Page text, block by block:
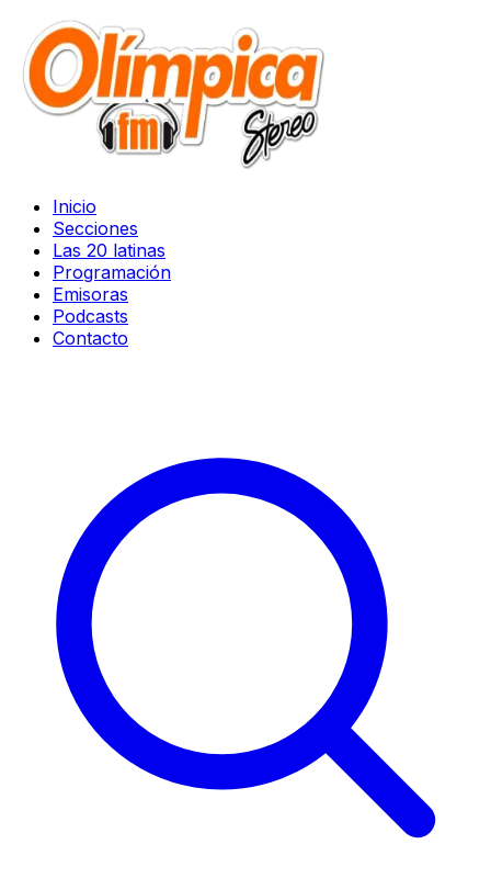
Inicio
Secciones
Las 20 latinas
Programación
Emisoras
Podcasts
Contacto